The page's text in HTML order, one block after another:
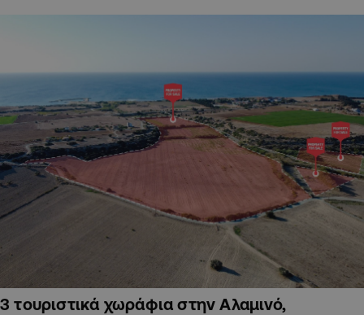
3 τουριστικά χωράφια στην Αλαμινό,